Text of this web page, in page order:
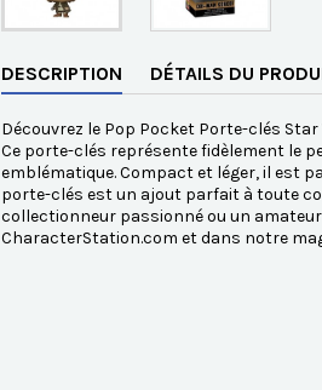
DESCRIPTION DÉTAILS DU
Découvrez le Pop Pocket Porte-clés
Ce porte-clés représente fidèlement le
emblématique. Compact et léger, il est
porte-clés est un ajout parfait à toute
collectionneur passionné ou un
CharacterStation.com et dans notre